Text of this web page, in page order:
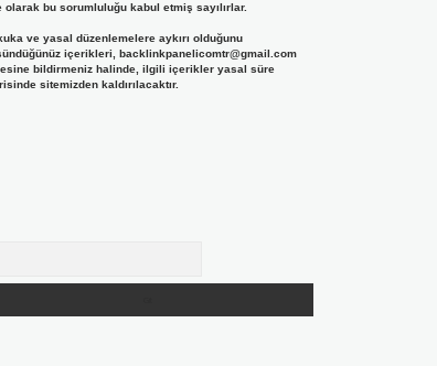
olarak bu sorumluluğu kabul etmiş sayılırlar.
ve yasal düzenlemelere aykırı olduğunu
içerikleri, backlinkpanelicomtr@gmail.com
bildirmeniz halinde, ilgili içerikler yasal süre
sitemizden kaldırılacaktır.